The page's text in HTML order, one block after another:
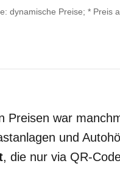
dynamische Preise; * Preis
Preisen war
und
, die nur via QR-